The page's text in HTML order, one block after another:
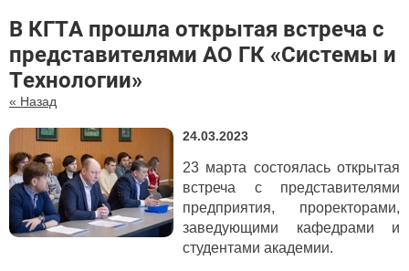
В КГТА прошла открытая встреча с
представителями АО ГК «Системы и
Технологии»
« Назад
24.03.2023
23 марта состоялась открытая
встреча с представителями
предприятия, проректорами,
заведующими кафедрами и
студентами академии.